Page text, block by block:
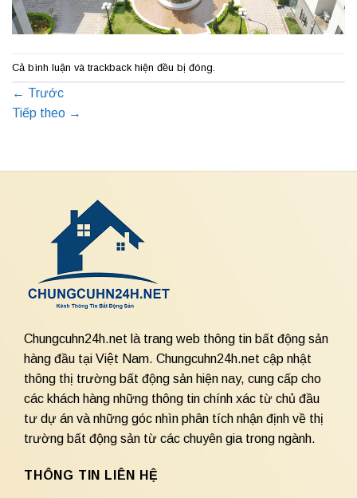
Cả bình luận và trackback hiện đều bị đóng.
← Trước
Tiếp theo →
Chungcuhn24h.net là trang web thông tin bất động sản
hàng đầu tại Việt Nam. Chungcuhn24h.net cập nhật
thông thị trường bất động sản hiện nay, cung cấp cho
các khách hàng những thông tin chính xác từ chủ đầu
tư dự án và những góc nhìn phân tích nhận định về thị
trường bất động sản từ các chuyên gia trong ngành.
THÔNG TIN LIÊN HỆ